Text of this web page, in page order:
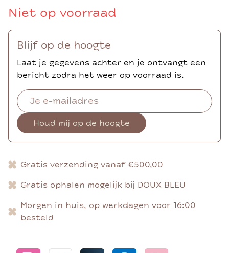
Niet op voorraad
Blijf op de hoogte
Laat je gegevens achter en je ontvangt een
bericht zodra het weer op voorraad is.
Houd mij op de hoogte
Gratis verzending vanaf €500,00
Gratis ophalen mogelijk bij DOUX BLEU
Morgen in huis, op werkdagen voor 16:00
besteld